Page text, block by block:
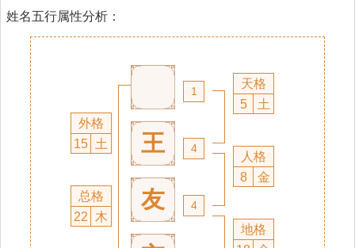
姓名五行属性分析：
外格
15 土
总格
22
木
王
友
1
4
4
天格
5
土
人格
8
金
地格